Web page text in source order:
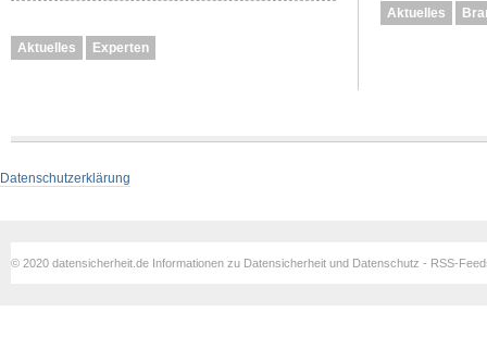
Aktuelles Experten
Aktuelles
Datenschutzerklärung
© 2020 datensicherheit.de Informationen zu Datensicherheit und Datenschutz - RSS-